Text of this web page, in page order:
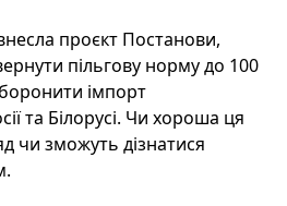
проєкт Постанови,
пільгову норму до 100
імпорт
та Білорусі. Чи хороша ця
чи зможуть дізнатися